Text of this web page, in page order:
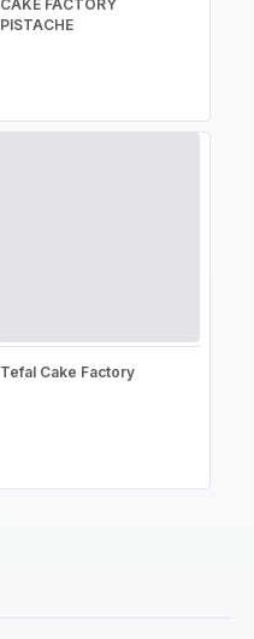
CAKE FACTORY
PISTACHE
Tefal Cake Factory